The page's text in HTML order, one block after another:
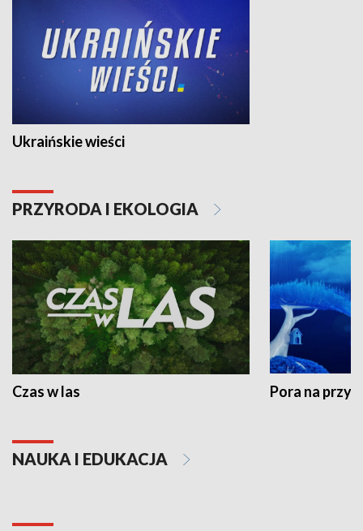
Ukraińskie wieści
PRZYRODA I EKOLOGIA
Czas w las Pora na
NAUKA I EDUKACJA